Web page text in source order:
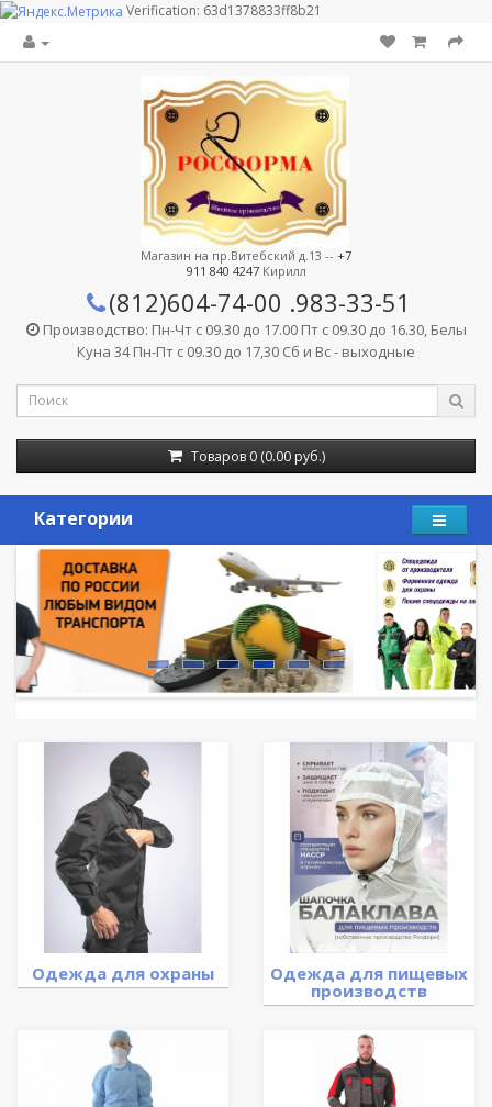
Verification: 63d1378833ff8b21
Магазин на пр.Витебский д.13 -- +7
911 840 4247Кирилл
(812)604-74-00 .983-33-51
Производство: Пн-Чт с 09.30 до 17.00 Пт с 09.30 до 16.30, Белы
Куна 34 Пн-Пт с 09.30 до 17,30 Сб и Вс - выходные
Товаров 0 (0.00 руб.)
Категории
Одежда для охраны
Одежда для пищевых
производств